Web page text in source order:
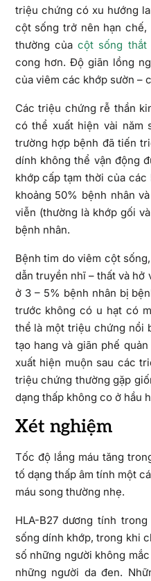
triệu chứng có xu hướng
cột sống trở nên hạn
thường củacột sống thắt
cong hơn. Độ giãn lồng
của viêm các khớp sườn –
Các triệu chứng rễ thần
có thể xuất hiện vài năm
trường hợp bệnh đã tiến
dính không thể vận động
khớp cấp tạm thời của
khoảng 50% bệnh nhân
viễn (thường là khớp gối
bệnh nhân.
Bệnh tim do viêm cột
dẫn truyền nhĩ – thất và hở
ở 3 – 5% bệnh nhân bị
trước không có u hạt có
thể là một triệu chứng nổi
tạo hang và giãn phế
xuất hiện muộn sau các
triệu chứng thường gặp
dạng thấp không co ở hầu
Xét nghiệm
Tốc độ lắng máu tăng
tố dạng thấp âm tính một
máu song thường nhẹ.
HLA-B27 dương tính
sống dính khớp, trong khi
số những người không
những người da đen.